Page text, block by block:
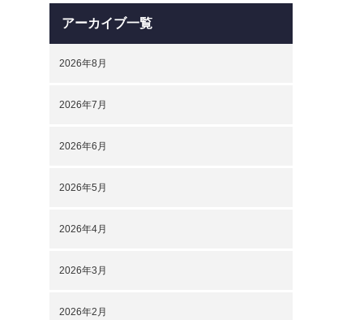
アーカイブ一覧
2026年8月
2026年7月
2026年6月
2026年5月
2026年4月
2026年3月
2026年2月